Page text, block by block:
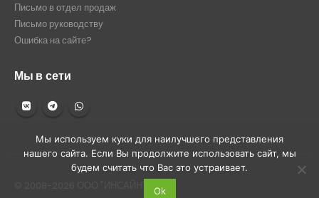
Письмо в отдел продаж
Письмо руководству
Ошибка на сайте?
Мы в сети
Мы используем куки для наилучшего представления
нашего сайта. Если Вы продолжите использовать сайт, мы
будем считать что Вас это устраивает.
Ok